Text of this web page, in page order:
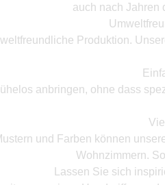
auch nach Jahren
Produktion.
anbringen, ohne dass
und Farben können
Wohnzimmern.
Lassen Sie sich